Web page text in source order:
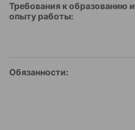
Требования к образованию и
опыту работы:
Обязанности: